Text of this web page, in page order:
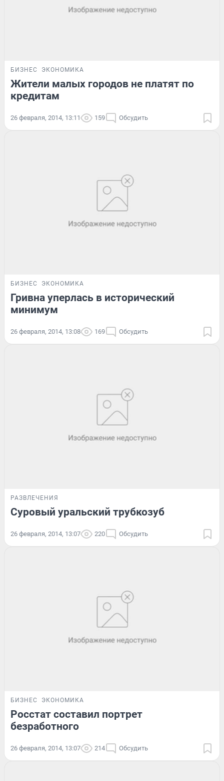
БИЗНЕС ЭКОНОМИКА
Жители малых городов не платят по
кредитам
26 февраля, 2014, 13:11 159 Обсудить
БИЗНЕС ЭКОНОМИКА
Гривна уперлась в исторический
минимум
26 февраля, 2014, 13:08 169 Обсудить
РАЗВЛЕЧЕНИЯ
Суровый уральский трубкозуб
26 февраля, 2014, 13:07 220 Обсудить
БИЗНЕС ЭКОНОМИКА
Росстат составил портрет
безработного
26 февраля, 2014, 13:07 214 Обсудить